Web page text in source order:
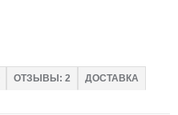
ОТЗЫВЫ: 2 ДОСТАВКА